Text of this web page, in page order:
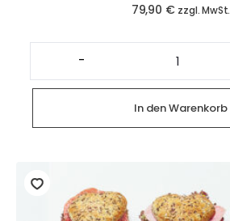
79,90 € zzgl. MwSt.
-
Mixed
Heidis
Minis
(28
Stück)
Menge
In den Warenkorb